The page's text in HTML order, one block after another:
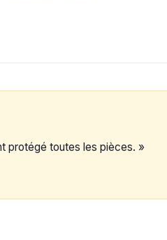
protégé toutes les pièces. »